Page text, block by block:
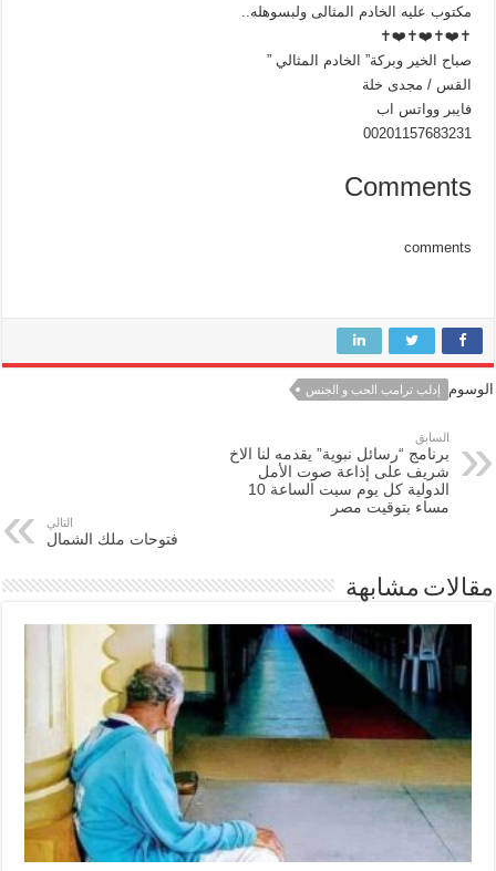
مكتوب عليه الخادم المثالى ولبسوهله..
✝️❤️✝️❤️✝️❤️✝️
صباح الخير وبركة” الخادم المثالي ”
القس / مجدى خلة
فايبر وواتس اب
00201157683231
Comments
comments
الوسوم إدلب ترامب الحب و الجنس
السابق
برنامج “رسائل نبوية” يقدمه لنا الاخ
شريف على إذاعة صوت الأمل
الدولية كل يوم سبت الساعة 10
مساء بتوقيت مصر
التالي
فتوحات ملك الشمال
مقالات مشابهة